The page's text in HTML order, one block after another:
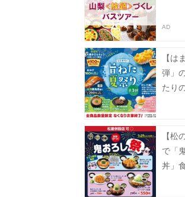
【は
弾」
たり
【松
で「
丼」